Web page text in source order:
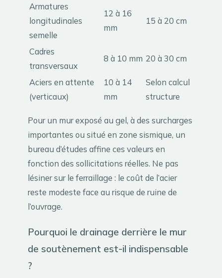
Armatures
longitudinales
semelle
12 à 16
mm
15 à 20 cm
Cadres
transversaux
8 à 10 mm 20 à 30 cm
Aciers en attente
(verticaux)
10 à 14
mm
Selon calcul
structure
Pour un mur exposé au gel, à des surcharges
importantes ou situé en zone sismique, un
bureau d’études affine ces valeurs en
fonction des sollicitations réelles. Ne pas
lésiner sur le ferraillage : le coût de l’acier
reste modeste face au risque de ruine de
l’ouvrage.
Pourquoi le drainage derrière le mur
de soutènement est-il indispensable
?